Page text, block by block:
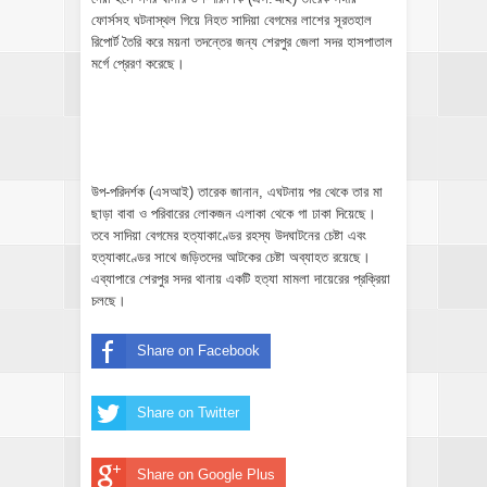
ফোর্সসহ ঘটনাস্থল গিয়ে নিহত সাদিয়া বেগমের লাশের সূরতহাল
রিপোর্ট তৈরি করে ময়না তদন্তের জন্য শেরপুর জেলা সদর হাসপাতাল
মর্গে প্রেরণ করেছে।
উপ-পরিদর্শক (এসআই) তারেক জানান, এঘটনায় পর থেকে তার মা
ছাড়া বাবা ও পরিবারের লোকজন এলাকা থেকে গা ঢাকা দিয়েছে।
তবে সাদিয়া বেগমের হত্যাকাণ্ডের রহস্য উদঘাটনের চেষ্টা এবং
হত্যাকাণ্ডের সাথে জড়িতদের আটকের চেষ্টা অব্যাহত রয়েছে।
এব্যাপারে শেরপুর সদর থানায় একটি হত্যা মামলা দায়েরের প্রক্রিয়া
চলছে।
Share on Facebook
Share on Twitter
Share on Google Plus